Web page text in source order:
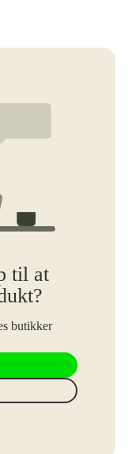
til at
butikker